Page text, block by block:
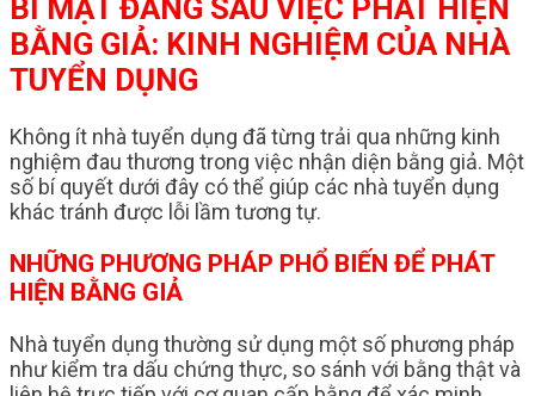
BÍ MẬT ĐẰNG SAU VIỆC PHÁT HIỆN
BẰNG GIẢ: KINH NGHIỆM CỦA NHÀ
TUYỂN DỤNG
Không ít nhà tuyển dụng đã từng trải qua những kinh
nghiệm đau thương trong việc nhận diện bằng giả. Một
số bí quyết dưới đây có thể giúp các nhà tuyển dụng
khác tránh được lỗi lầm tương tự.
NHỮNG PHƯƠNG PHÁP PHỔ BIẾN ĐỂ PHÁT
HIỆN BẰNG GIẢ
Nhà tuyển dụng thường sử dụng một số phương pháp
như kiểm tra dấu chứng thực, so sánh với bằng thật và